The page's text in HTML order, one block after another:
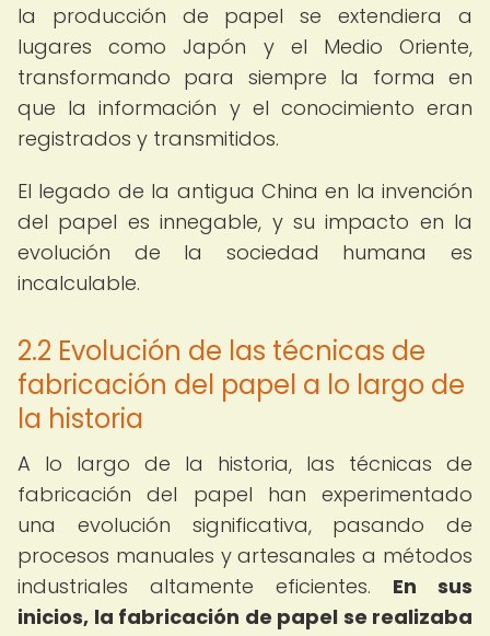
la producción de papel se extendiera a
lugares como Japón y el Medio Oriente,
transformando para siempre la forma en
que la información y el conocimiento eran
registrados y transmitidos.
El legado de la antigua China en la invención
del papel es innegable, y su impacto en la
evolución de la sociedad humana es
incalculable.
2.2 Evolución de las técnicas de
fabricación del papel a lo largo de
la historia
A lo largo de la historia, las técnicas de
fabricación del papel han experimentado
una evolución significativa, pasando de
procesos manuales y artesanales a métodos
industriales altamente eficientes. En sus
inicios, la fabricación de papel se realizaba